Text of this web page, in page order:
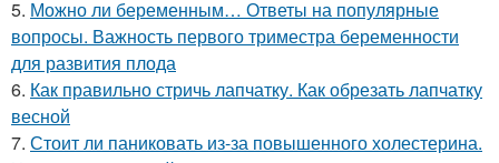
5. Можно ли беременным… Ответы на популярные
вопросы. Важность первого триместра беременности
для развития плода
6. Как правильно стричь лапчатку. Как обрезать лапчатку
весной
7. Стоит ли паниковать из-за повышенного холестерина.